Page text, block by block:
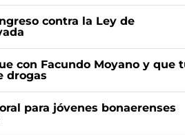
contra la Ley de
con Facundo Moyano y que
drogas
para jóvenes bonaerenses